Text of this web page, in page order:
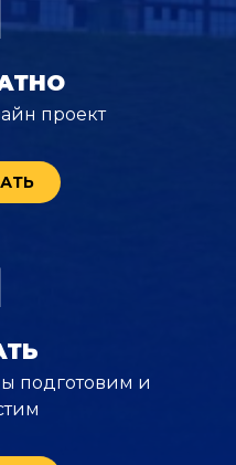
проект
подготовим и